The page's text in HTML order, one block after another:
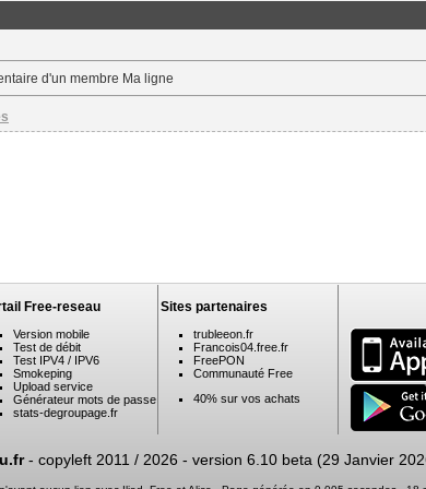
d'un membre Ma ligne
Free-reseau
Version mobile
Test de débit
Test IPV4 / IPV6
Smokeping
Upload service
Générateur mots de passe
stats-degroupage.fr
Sites partenaires
trubleeon.fr
Francois04.free.fr
FreePON
Communauté Free
40% sur vos achats
- copyleft 2011 / 2026 - version 6.10 beta (29 Janvier